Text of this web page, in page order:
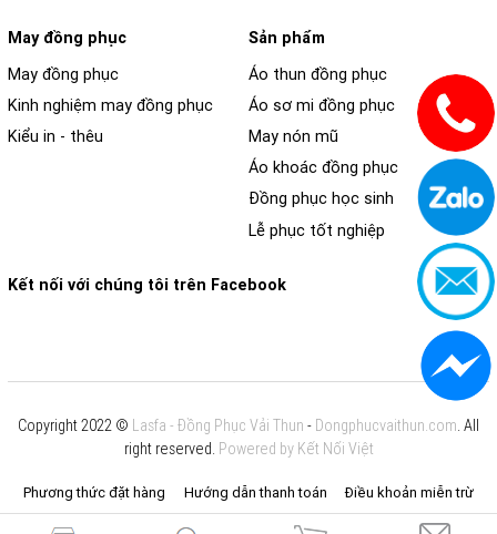
May đồng phục
May đồng phục
Kinh nghiệm may đồng phục
Kiểu in - thêu
Sản phẩm
Áo thun đồng phục
Áo sơ mi đồng phục
May nón mũ
Áo khoác đồng phục
Đồng phục học sinh
Lễ phục tốt nghiệp
Kết nối với chúng tôi trên Facebook
Copyright 2022 © Lasfa - Đồng Phục Vải Thun - Dongphucvaithun.com. All
right reserved. Powered by Kết Nối Việt
Phương thức đặt hàng Hướng dẫn thanh toán Điều khoản miễn trừ